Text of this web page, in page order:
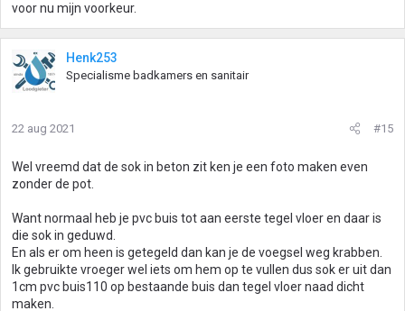
voor nu mijn voorkeur.
Henk253
Specialisme badkamers en sanitair
22 aug 2021 #15
Wel vreemd dat de sok in beton zit ken je een foto maken even
zonder de pot.
Want normaal heb je pvc buis tot aan eerste tegel vloer en daar is
die sok in geduwd.
En als er om heen is getegeld dan kan je de voegsel weg krabben.
Ik gebruikte vroeger wel iets om hem op te vullen dus sok er uit dan
1cm pvc buis110 op bestaande buis dan tegel vloer naad dicht
maken.